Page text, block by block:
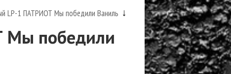
LP-1 ПАТРИОТ Мы победили Ваниль
Мы победили